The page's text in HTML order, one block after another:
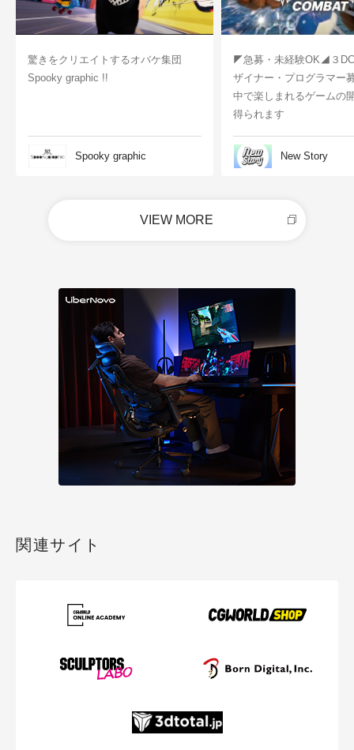
驚きをクリエイトするオバケ集団
Spooky graphic !!
Spooky graphic
◤急募・未経験OK◢３
ザイナー・プログラマー
中で楽しまれるゲームの
得られます
New Story
VIEW MORE
関連サイト